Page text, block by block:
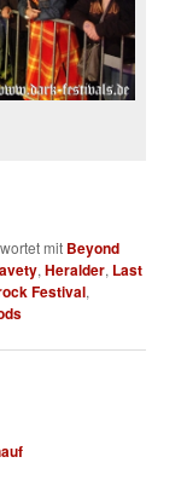
mit Beyond
,Heralder, Last
Festival,